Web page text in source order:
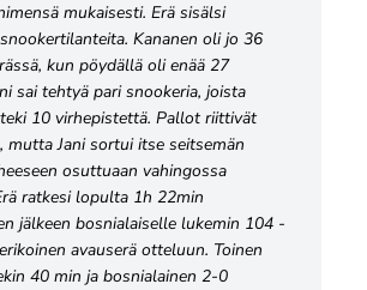
mukaisesti. Erä sisälsi
Kananen oli jo 36
kun pöydällä oli enää 27
sai tehtyä pari snookeria, joista
10 virhepistettä. Pallot riittivät
mutta Jani sortui itse seitsemän
osuttuaan vahingossa
ratkesi lopulta 1h 22min
jälkeen bosnialaiselle lukemin 104 -
avauserä otteluun. Toinen
40 min ja bosnialainen 2-0